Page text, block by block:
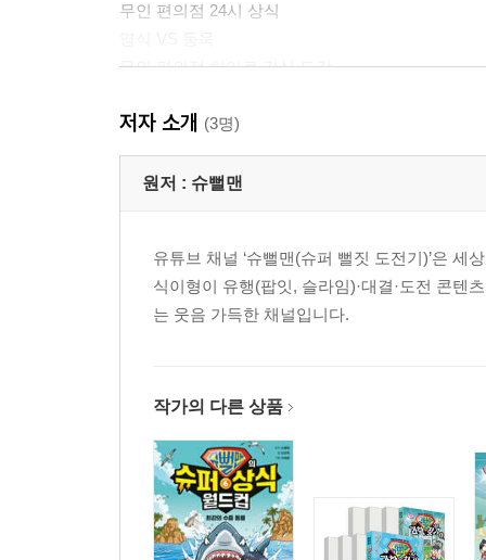
무인 편의점 24시 상식
무인 편의점 히어로 간식 도감
『슈뻘맨 무인 편의점 히어로 2』
등장인물
프롤로그
에필로그
슈뻘맨 뒷이야기 ③
무인 편의점 24시 상식
영식 VS 동욱
무인 편의점 히어로 간식 도감
저자 소개 (3명)
원저 : 슈뻘맨
유튜브 채널 ‘슈뻘맨(슈퍼 뻘짓 도전기)’은
식이형이 유행(팝잇, 슬라임)·대결·도전 콘텐
는 웃음 가득한 채널입니다.
작가의 다른 상품